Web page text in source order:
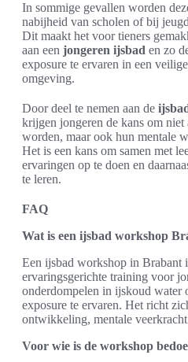
In sommige gevallen worden
nabijheid van scholen of bij
Dit maakt het voor tieners
aan een jongeren ijsbad en zo
exposure te ervaren in een
omgeving.
Door deel te nemen aan de
krijgen jongeren de kans om
worden, maar ook hun mentale
Het is een kans om samen met
ervaringen op te doen en
te leren.
FAQ
Wat is een ijsbad workshop
Een ijsbad workshop in Brabant
ervaringsgerichte training voor
onderdompelen in ijskoud water
exposure te ervaren. Het richt
ontwikkeling, mentale
Voor wie is de workshop